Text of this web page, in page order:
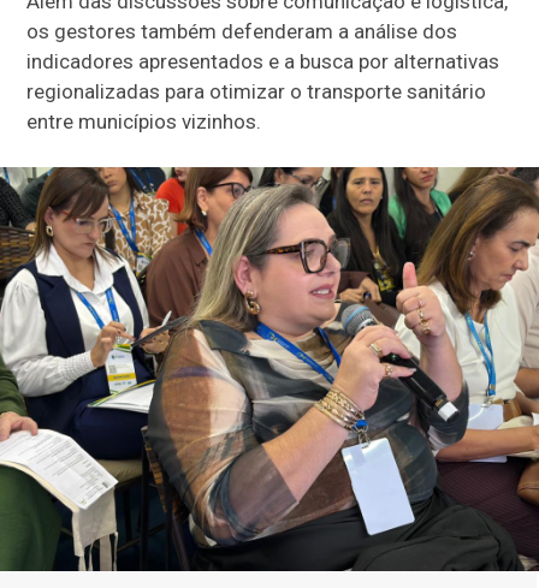
os gestores também defenderam a análise dos
indicadores apresentados e a busca por alternativas
regionalizadas para otimizar o transporte sanitário
entre municípios vizinhos.